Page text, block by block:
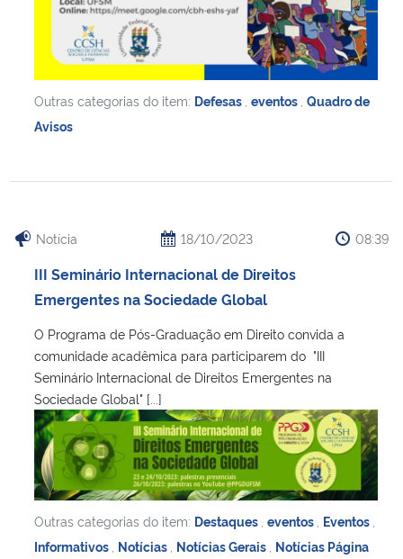
Outras categorias do item: Defesas eventos Quadro de
Avisos
Notícia 18/10/2023 08:39
III Seminário Internacional de Direitos
Emergentes na Sociedade Global
O Programa de Pós-Graduação em Direito convida a
comunidade acadêmica para participarem do "III
Seminário Internacional de Direitos Emergentes na
Sociedade Global" [...]
Outras categorias do item: Destaques eventos Eventos
Informativos Notícias Notícias Gerais Notícias Página